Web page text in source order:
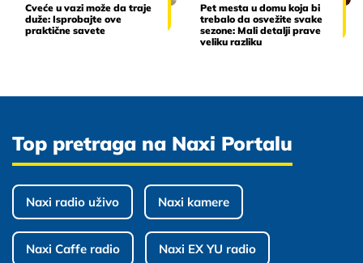
Cveće u vazi može da traje
duže: Isprobajte ove
praktične savete
Pet mesta u domu koja bi
trebalo da osvežite svake
sezone: Mali detalji prave
veliku razliku
Top pretraga na Naxi Portalu
Naxi radio uživo Naxi kamere
Naxi Caffe radio Naxi EX YU radio